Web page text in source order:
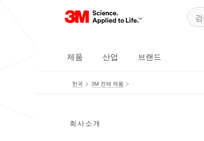
제품 산업 브랜드
한국 3M 전체 제품
회사소개